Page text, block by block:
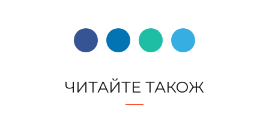
ЧИТАЙТЕ ТАКОЖ